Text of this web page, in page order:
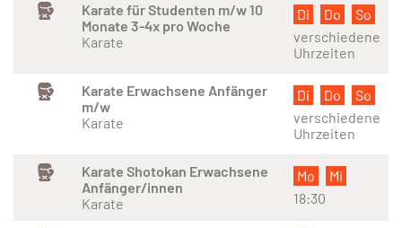
Karate für Studenten m/w 10
Monate 3-4x pro Woche
Karate
Di Do
So
verschiedene
Uhrzeiten
Karate Erwachsene Anfänger
m/w
Karate
Di Do
So
verschiedene
Uhrzeiten
Karate Shotokan Erwachsene
Anfänger/innen
Karate
Mo
Mi
18:30